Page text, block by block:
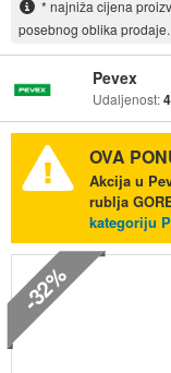
* najniža cijena
posebnog oblika prodaje.
Pevex
Udaljenost:
OVA
Akcija u
rublja
kategoriju
-32%